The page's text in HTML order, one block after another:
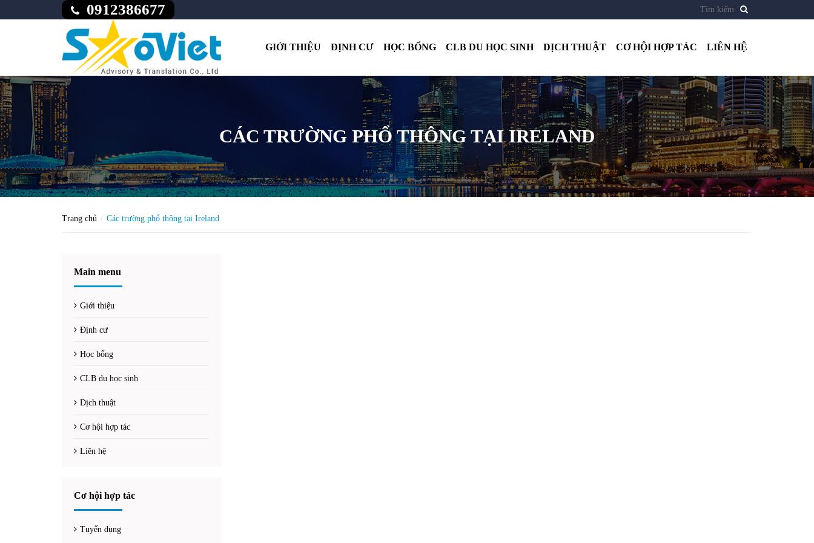
0912386677
GIỚI THIỆU ĐỊNH CƯ HỌC BỔNG CLB DU HỌC SINH DỊCH THUẬT CƠ HỘI HỢP TÁC LIÊN HỆ
CÁC TRƯỜNG PHỔ THÔNG TẠI IRELAND
Trang chủ Các trường phổ thông tại Ireland
Main menu
Giới thiệu
Định cư
Học bổng
CLB du học sinh
Dịch thuật
Cơ hội hợp tác
Liên hệ
Cơ hội hợp tác
Tuyển dụng